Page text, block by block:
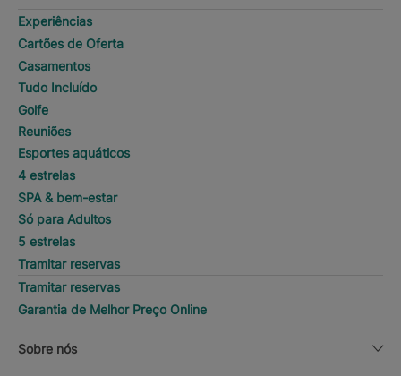
Experiências
Cartões de Oferta
Casamentos
Tudo Incluído
Golfe
Reuniões
Esportes aquáticos
4 estrelas
SPA & bem-estar
Só para Adultos
5 estrelas
Tramitar reservas
Tramitar reservas
Garantia de Melhor Preço Online
Sobre nós